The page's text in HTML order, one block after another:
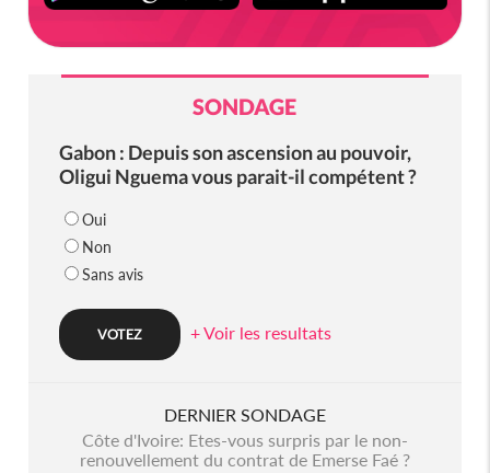
SONDAGE
Gabon : Depuis son ascension au pouvoir,
Oligui Nguema vous parait-il compétent ?
Oui
Non
Sans avis
+ Voir les resultats
DERNIER SONDAGE
Côte d'Ivoire: Etes-vous surpris par le non-
renouvellement du contrat de Emerse Faé ?